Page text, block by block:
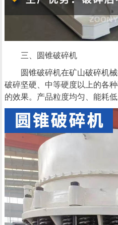
三、圆锥破碎机
圆锥破碎机在矿山破碎机
破碎坚硬、中等硬度以上的各
的效果。产品粒度均匀、能耗